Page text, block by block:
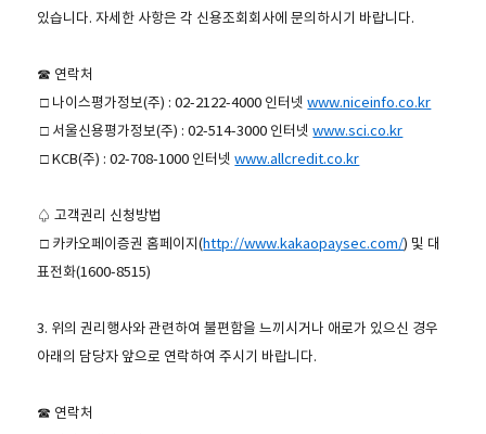
있습니다. 자세한 사항은 각 신용조회회사에 문의하시기 바랍니다.
☎ 연락처
□ 나이스평가정보(주) : 02-2122-4000 인터넷www.niceinfo.co.kr
□ 서울신용평가정보(주) : 02-514-3000 인터넷www.sci.co.kr
□ KCB(주) : 02-708-1000 인터넷www.allcredit.co.kr
♤ 고객권리 신청방법
□ 카카오페이증권 홈페이지(http://www.kakaopaysec.com/) 및 대
표전화(1600-8515)
3. 위의 권리행사와 관련하여 불편함을 느끼시거나 애로가 있으신 경우
아래의 담당자 앞으로 연락하여 주시기 바랍니다.
☎ 연락처